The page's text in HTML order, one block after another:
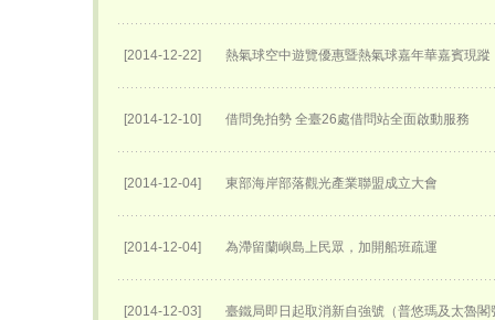
[2014-12-22] 熱氣球空中遊覽優惠暨熱氣球嘉年華嘉賓現蹤
[2014-12-10] 借問免拍勢 全臺26處借問站全面啟動服務
[2014-12-04] 東部海岸部落觀光產業聯盟成立大會
[2014-12-04] 為滯留蘭嶼島上民眾，加開船班疏運
[2014-12-03] 臺鐵局即日起取消新自強號（普悠瑪及太魯